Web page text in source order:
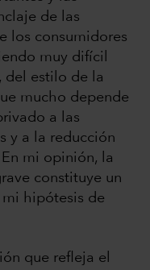
de las
los consumidores
muy difícil
del estilo de la
mucho depende
a las
y a la reducción
mi opinión, la
constituye un
mi hipótesis de
que refleja el